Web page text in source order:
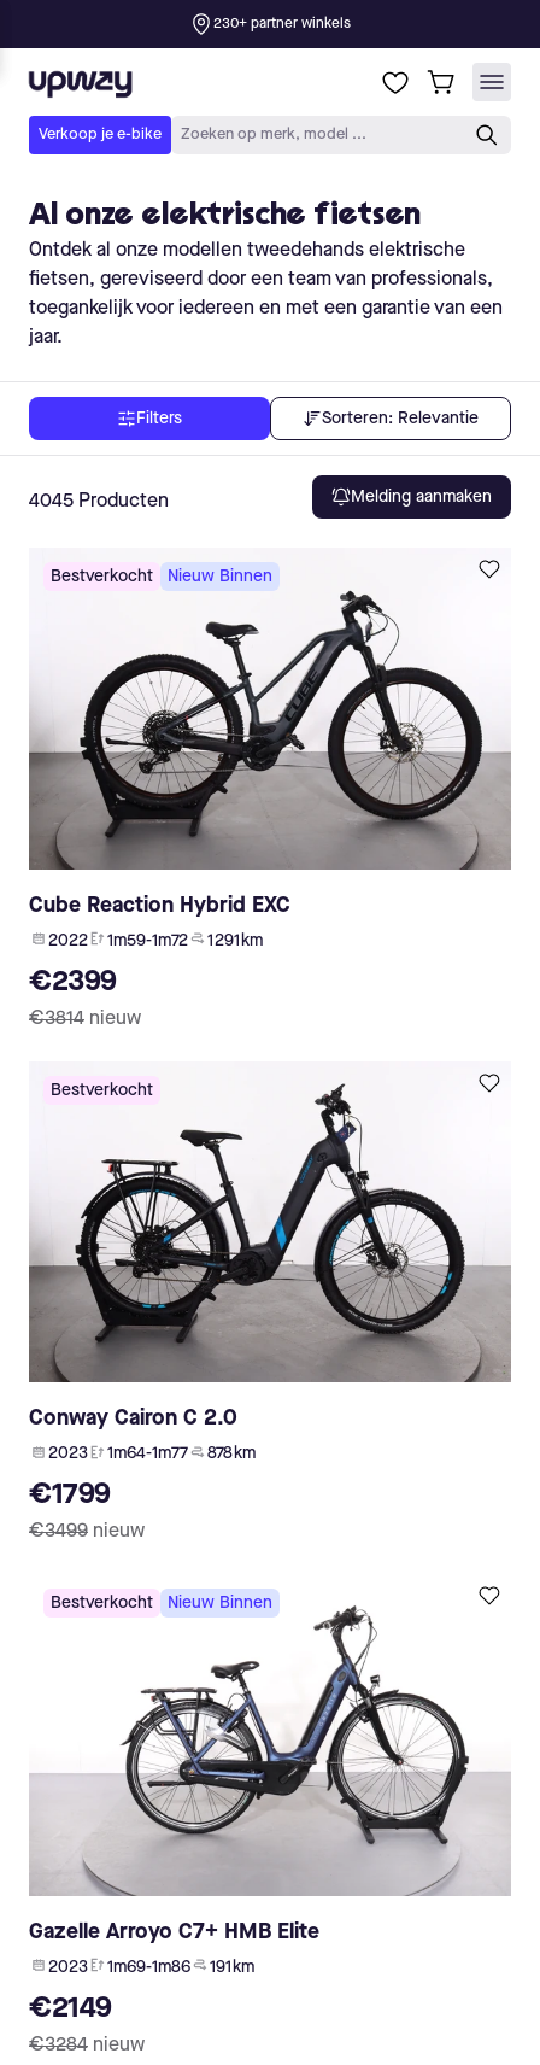
Al onze elektrische fietsen
Ontdek al onze modellen tweedehands elektrische
fietsen, gereviseerd door een team van professionals,
toegankelijk voor iedereen en met een garantie van een
jaar.
Filters Sorteren: Relevantie
4045 Producten Melding aanmaken
Bestverkocht Nieuw Binnen
Cube Reaction Hybrid EXC
2022 1m59-1m72 1 291 km
€2399
€3814 nieuw
Bestverkocht
Conway Cairon C 2.0
2023 1m64-1m77 878 km
€1799
€3499 nieuw
Bestverkocht Nieuw Binnen
Gazelle Arroyo C7+ HMB Elite
2023 1m69-1m86 191 km
€2149
€3284 nieuw